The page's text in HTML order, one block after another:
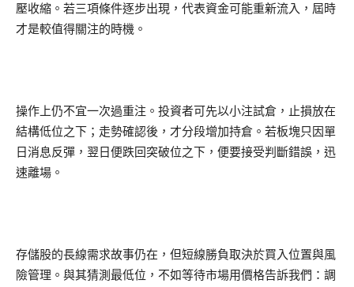
壓收縮。若三項條件逐步出現，代表資金可能重新流入，屆時
才是較值得關注的時機。
操作上仍不宜一次過重注。投資者可先以小注試倉，止損放在
結構低位之下；走勢確認後，才分段增加持倉。若板塊只因單
日消息反彈，翌日便跌回突破位之下，便要接受判斷錯誤，迅
速離場。
存儲股的長線需求故事仍在，但短線勝負取決於買入位置與風
險管理。與其猜測最低位，不如等待市場用價格告訴我們：調